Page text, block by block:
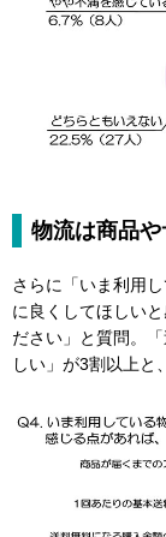
物流は商品
さらに「いま利用
に良くしてほしい
ださい」と質問。
しい」が3割以上と